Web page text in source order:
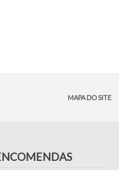
MAPA DO SITE